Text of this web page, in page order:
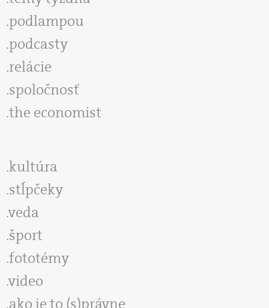
podlampou
podcasty
relácie
spoločnosť
the economist
kultúra
stĺpčeky
veda
šport
fototémy
video
ako je to (s)právne